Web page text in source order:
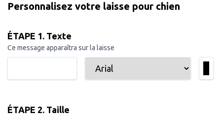
Personnalisez votre laisse pour chien
ÉTAPE 1. Texte
Ce message apparaîtra sur la laisse
ÉTAPE 2. Taille